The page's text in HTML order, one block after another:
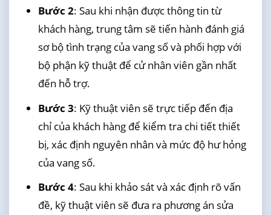
Bước 2: Sau khi nhận được thông tin từ
khách hàng, trung tâm sẽ tiến hành đánh giá
sơ bộ tình trạng của vang số và phối hợp với
bộ phận kỹ thuật để cử nhân viên gần nhất
đến hỗ trợ.
Bước 3: Kỹ thuật viên sẽ trực tiếp đến địa
chỉ của khách hàng để kiểm tra chi tiết thiết
bị, xác định nguyên nhân và mức độ hư hỏng
của vang số.
Bước 4: Sau khi khảo sát và xác định rõ vấn
đề, kỹ thuật viên sẽ đưa ra phương án sửa